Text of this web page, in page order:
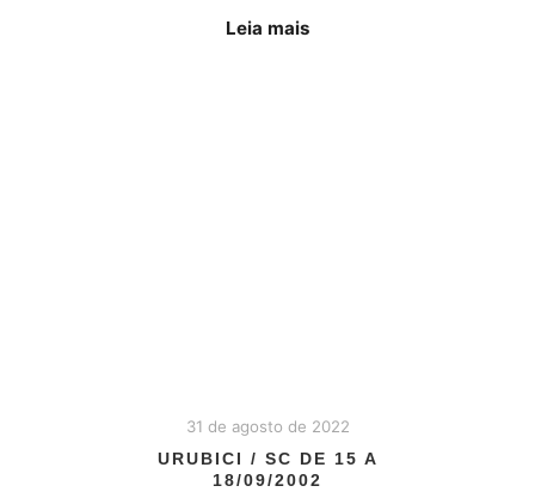
Leia mais
31 de agosto de 2022
URUBICI / SC DE 15 A
18/09/2002